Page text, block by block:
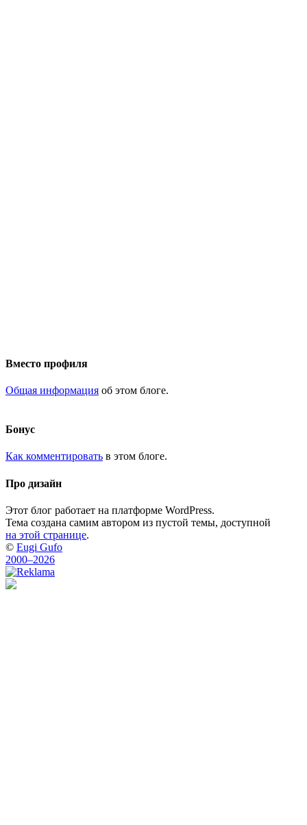
Вместо профиля
Общая информация об этом блоге.
Бонус
Как комментировать в этом блоге.
Про дизайн
Этот блог работает на платформе WordPress.
Тема создана самим автором из пустой темы, доступной
на этой странице.
© Eugi Gufo
2000–2026